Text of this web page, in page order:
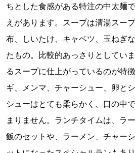
ちとした食感がある特注の中太麺
えがあります。スープは清湯スー
布、しいたけ、キャベツ、玉ねぎ
たもの。比較的あっさりとしてい
るスープに仕上がっているのが特
ギ、メンマ、チャーシュー、卵と
シューはとても柔らかく、口の中
まりません。ランチタイムは、ラ
飯のセットや、ラーメン、チャー